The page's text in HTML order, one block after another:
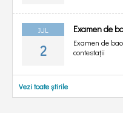
IUL
2
Examen de
Examen de
contestații
Vezi toate știrile